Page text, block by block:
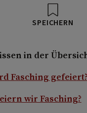
SPEICHERN
in der
Fasching gefeiert?
wir Fasching?